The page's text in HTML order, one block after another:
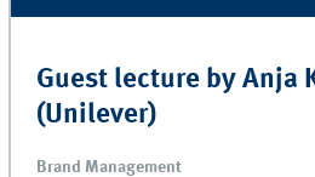
Guest lecture by Anja
(Unilever)
Brand Management